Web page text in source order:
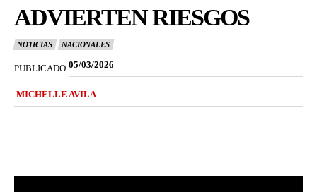
ADVIERTEN RIESGOS
NOTICIAS NACIONALES
PUBLICADO 05/03/2026
MICHELLE AVILA